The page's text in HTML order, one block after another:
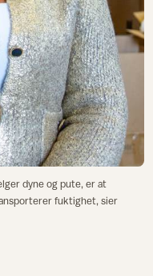
dyne og pute, er at
fuktighet, sier